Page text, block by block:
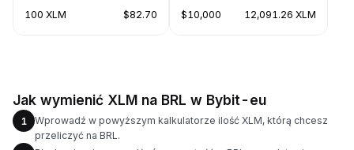
100 XLM $82.70 $10,000 12,091.26 XLM
Jak wymienić XLM na BRL w Bybit-eu
1
Wprowadź w powyższym kalkulatorze ilość XLM, którą chcesz
przeliczyć na BRL.